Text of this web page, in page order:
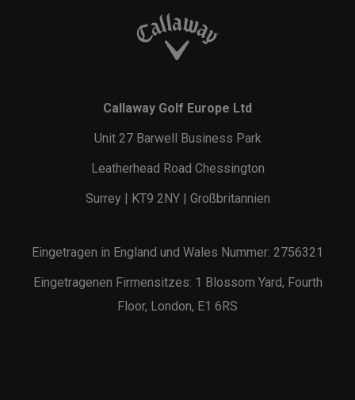
Callaway Golf Europe Ltd
Unit 27 Barwell Business Park
Leatherhead Road Chessington
Surrey | KT9 2NY | Großbritannien
Eingetragen in England und Wales Nummer: 2756321
Eingetragenen Firmensitzes: 1 Blossom Yard, Fourth
Floor, London, E1 6RS